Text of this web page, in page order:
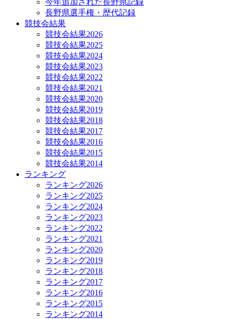
長野県選手権・歴代記録
競技会結果
競技会結果2026
競技会結果2025
競技会結果2024
競技会結果2023
競技会結果2022
競技会結果2021
競技会結果2020
競技会結果2019
競技会結果2018
競技会結果2017
競技会結果2016
競技会結果2015
競技会結果2014
ランキング
ランキング2026
ランキング2025
ランキング2024
ランキング2023
ランキング2022
ランキング2021
ランキング2020
ランキング2019
ランキング2018
ランキング2017
ランキング2016
ランキング2015
ランキング2014